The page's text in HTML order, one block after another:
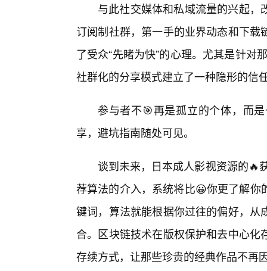
与此社交媒体和私域流量的兴起
订阅制社群，第一手的业界动态和下
了受众“先睹为快”的心理。尤其是针对
社群化的分享模式建立了一种隐形的信
参与者不🎯再是孤立的个体，而
享，避坑指南随处可见。
谈到未来，日本成人影视资源的🔥
荐算法的介入，系统将比😀你更了解
键词，算法就能根据你过往的偏好，
合。区块链技术在版权保护和去中心
存续方式，让那些珍贵的经典作品不再